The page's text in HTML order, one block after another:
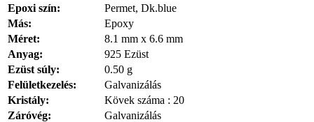
Epoxi szín:
Permet, Dk.blue
Más:
Epoxy
Méret:
8.1 mm x 6.6 mm
Anyag:
925 Ezüst
Ezüst súly:
0.50 g
Felületkezelés:
Galvanizálás
Kristály:
Kövek száma : 20
Záróvég:
Galvanizálás